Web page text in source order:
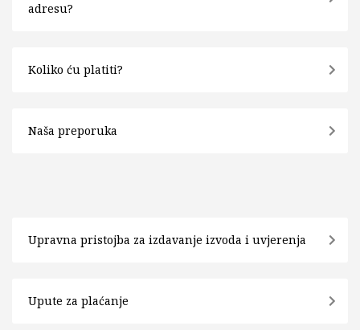
adresu?
Koliko ću platiti?
Naša preporuka
Upravna pristojba za izdavanje izvoda i uvjerenja
Upute za plaćanje